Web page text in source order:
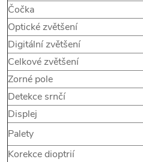
Čočka
Optické zvětšení
Digitální zvětšení
Celkové zvětšení
Zorné pole
Detekce srnčí
Displej
Palety
Korekce dioptrií